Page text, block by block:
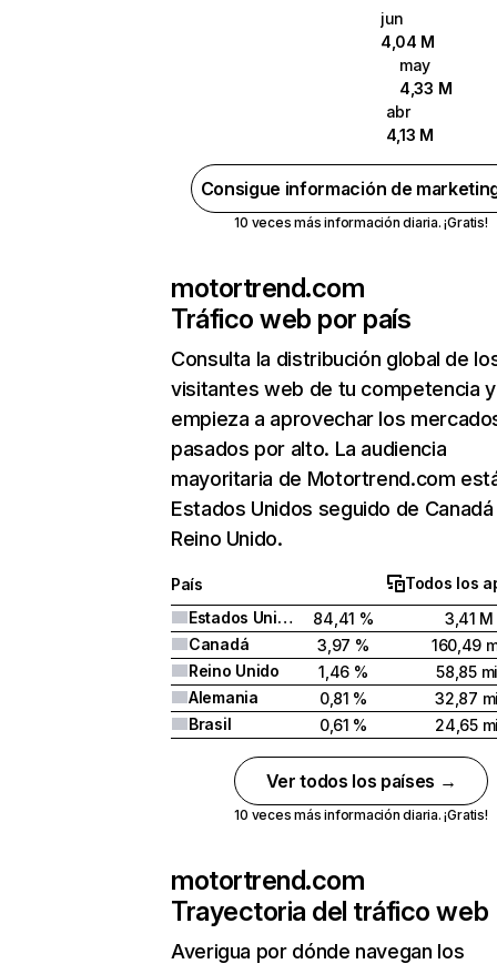
jun
4,04 M
may
4,33 M
abr
4,13 M
Consigue información de
10 veces más información diaria. ¡Gratis!
motortrend.com
Tráfico web por país
Consulta la distribución global de
visitantes web de tu competencia y
empieza a aprovechar los
pasados por alto. La audiencia
mayoritaria de Motortrend.com
Estados Unidos seguido de
Reino Unido.
País
Todos los
Estados Unidos
84,41 %
3,41 M
Canadá
3,97 %
160,49
Reino Unido
1,46 %
58,85
Alemania
0,81 %
32,87
Brasil
0,61 % 24,65
Ver todos los países →
10 veces más información diaria. ¡Gratis!
motortrend.com
Trayectoria del tráfico web
Averigua por dónde navegan los